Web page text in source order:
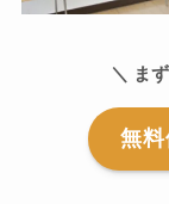
＼ ま
無